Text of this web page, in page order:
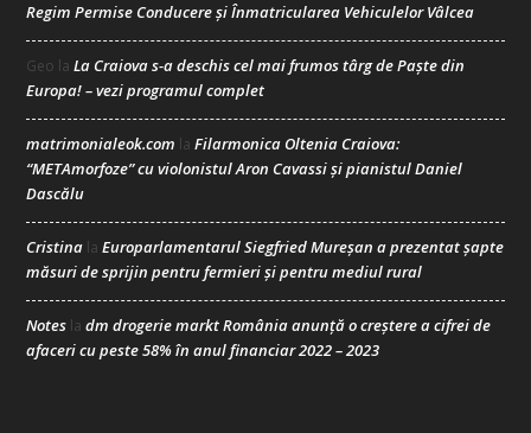
Regim Permise Conducere şi Înmatricularea Vehiculelor Vâlcea
Geo la La Craiova s-a deschis cel mai frumos târg de Paște din
Europa! – vezi programul complet
matrimonialeok.com la Filarmonica Oltenia Craiova:
“METAmorfoze” cu violonistul Aron Cavassi și pianistul Daniel
Dascălu
Cristina la Europarlamentarul Siegfried Mureșan a prezentat șapte
măsuri de sprijin pentru fermieri și pentru mediul rural
Notes la dm drogerie markt România anunță o creștere a cifrei de
afaceri cu peste 58% în anul financiar 2022 – 2023